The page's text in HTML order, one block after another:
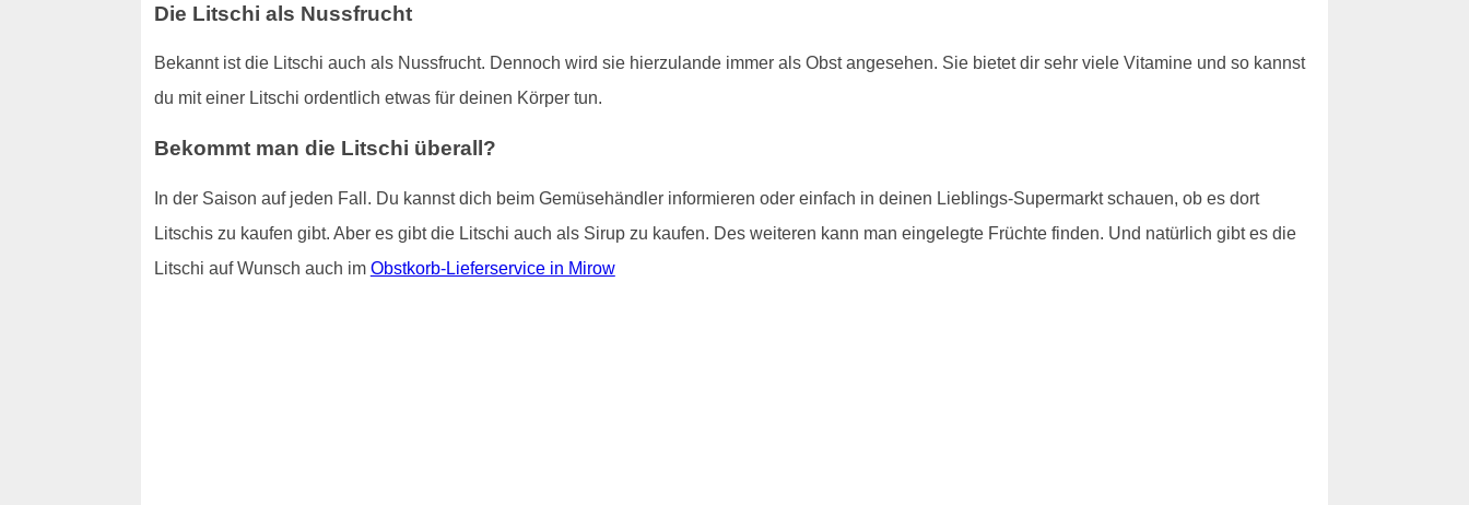
Die Litschi als Nussfrucht
Bekannt ist die Litschi auch als Nussfrucht. Dennoch wird sie hierzulande immer als Obst angesehen. Sie bietet dir sehr viele Vitamine und so kannst
du mit einer Litschi ordentlich etwas für deinen Körper tun.
Bekommt man die Litschi überall?
In der Saison auf jeden Fall. Du kannst dich beim Gemüsehändler informieren oder einfach in deinen Lieblings-Supermarkt schauen, ob es dort
Litschis zu kaufen gibt. Aber es gibt die Litschi auch als Sirup zu kaufen. Des weiteren kann man eingelegte Früchte finden. Und natürlich gibt es die
Litschi auf Wunsch auch im Obstkorb-Lieferservice in Mirow